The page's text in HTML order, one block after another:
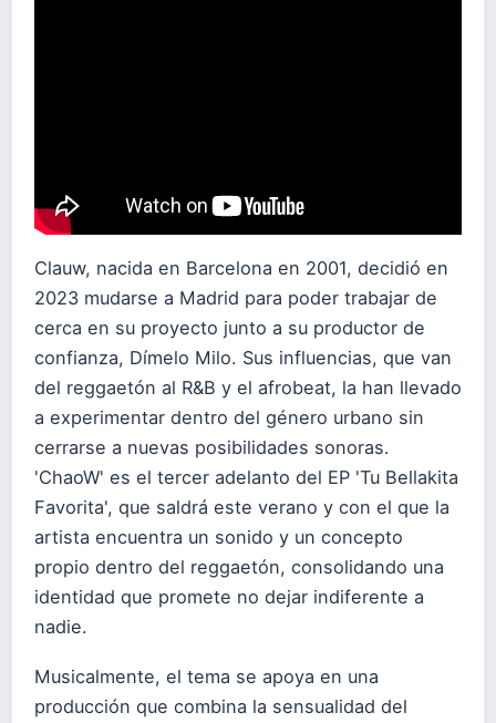
Clauw, nacida en Barcelona en 2001, decidió en
2023 mudarse a Madrid para poder trabajar de
cerca en su proyecto junto a su productor de
confianza, Dímelo Milo. Sus influencias, que van
del reggaetón al R&B y el afrobeat, la han llevado
a experimentar dentro del género urbano sin
cerrarse a nuevas posibilidades sonoras.
'ChaoW' es el tercer adelanto del EP 'Tu Bellakita
Favorita', que saldrá este verano y con el que la
artista encuentra un sonido y un concepto
propio dentro del reggaetón, consolidando una
identidad que promete no dejar indiferente a
nadie.
Musicalmente, el tema se apoya en una
producción que combina la sensualidad del